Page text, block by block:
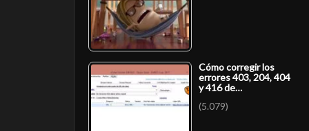
Cómo corregir los
errores 403, 204, 404
y 416 de…
(5.079)